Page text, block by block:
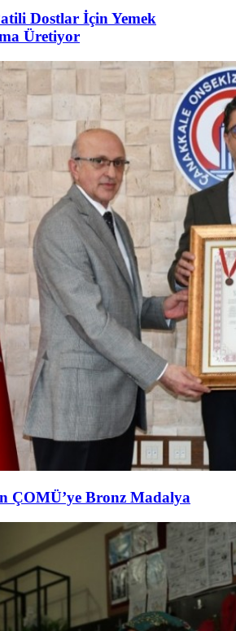
Dostlar İçin Yemek
Üretiyor
ÇOMÜ’ye Bronz Madalya